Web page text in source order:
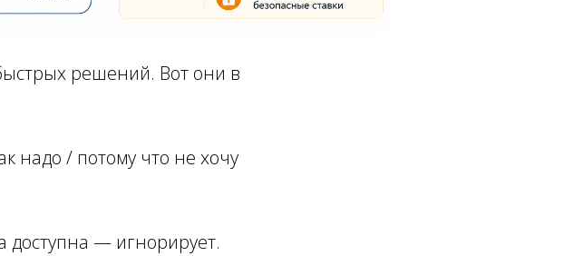
решений. Вот они в
надо / потому что не хочу
— игнорирует.